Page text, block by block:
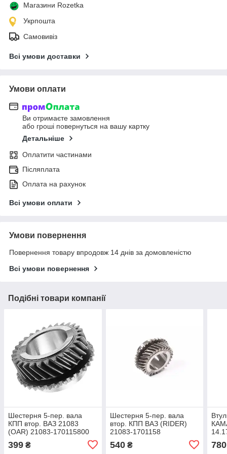
Магазини Rozetka
Укрпошта
Самовивіз
Всі умови доставки
Умови оплати
Ви отримаєте замовлення
або гроші повернуться на вашу картку
Детальніше
Оплатити частинами
Післяплата
Оплата на рахунок
Всі умови оплати
Умови повернення
Повернення товару впродовж 14 днів за домовленістю
Всі умови повернення
Подібні товари компанії
Шестерня 5-пер. вала
КПП втор. ВАЗ 21083
(OAR) 21083-170115800
399 ₴
Шестерня 5-пер. вала
втор. КПП ВАЗ (RIDER)
21083-1701158
540₴ 780